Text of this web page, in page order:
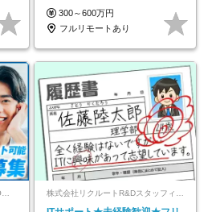
在宅勤務手当あり
300～600万円
フルリモートあり
GMOコネクトHR株式会社【GMOインターネットグループ】